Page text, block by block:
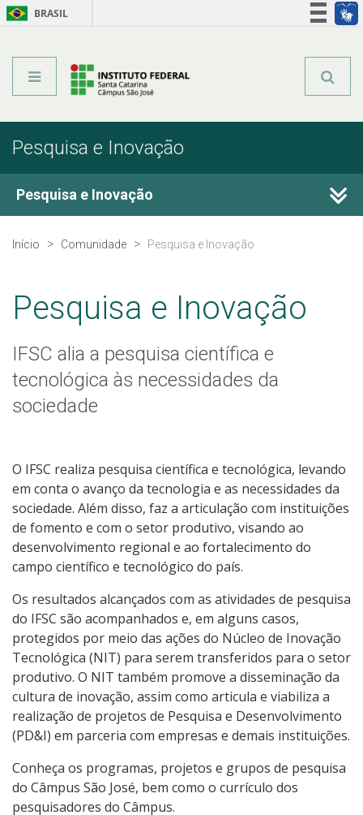
BRASIL
Pesquisa e Inovação
Pesquisa e Inovação
Programas de Pesquisa
Grupos de Pesquisa
Pesquisa com dados/entrevistas institucionais
NIT - Núcleo de Inovação Tecnológica
Início Comunidade Pesquisa e Inovação
Pesquisa e Inovação
IFSC alia a pesquisa científica e
tecnológica às necessidades da
sociedade
O IFSC realiza pesquisa científica e tecnológica, levando
em conta o avanço da tecnologia e as necessidades da
sociedade. Além disso, faz a articulação com instituições
de fomento e com o setor produtivo, visando ao
desenvolvimento regional e ao fortalecimento do
campo científico e tecnológico do país.
Os resultados alcançados com as atividades de pesquisa
do IFSC são acompanhados e, em alguns casos,
protegidos por meio das ações do Núcleo de Inovação
Tecnológica (NIT) para serem transferidos para o setor
produtivo. O NIT também promove a disseminação da
cultura de inovação, assim como articula e viabiliza a
realização de projetos de Pesquisa e Desenvolvimento
(PD&I) em parceria com empresas e demais instituições.
Conheça os programas, projetos e grupos de pesquisa
do Câmpus São José, bem como o currículo dos
pesquisadores do Câmpus.